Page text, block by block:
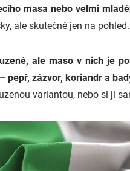
masa nebo velmi
ale skutečně jen na pohled.
ale maso v nich je
pepř, zázvor, koriandr a
variantou, nebo si ji